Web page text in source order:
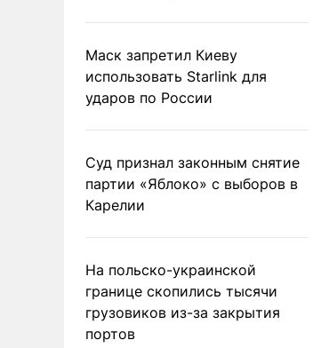
Маск запретил Киеву
использовать Starlink для
ударов по России
Суд признал законным снятие
партии «Яблоко» с выборов в
Карелии
На польско-украинской
границе скопились тысячи
грузовиков из-за закрытия
портов